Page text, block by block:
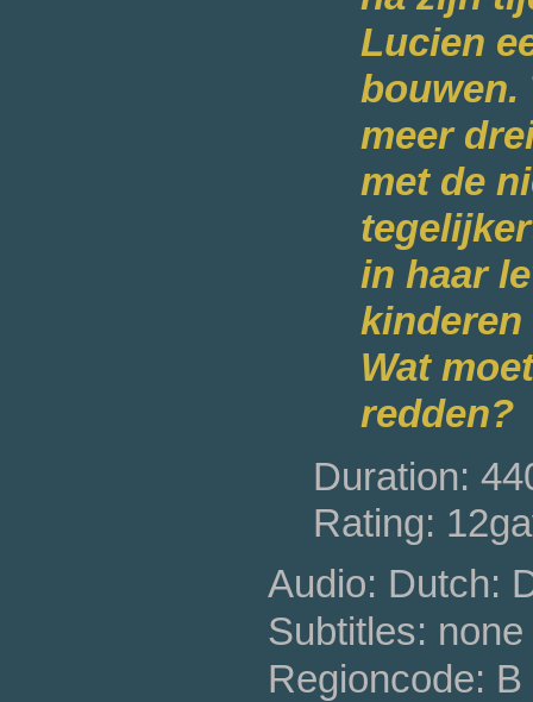
Lucien
bouwen.
meer
met de
in haar
kinderen
Wat
redden?
Duration:
Rating:
Audio: Dutch:
Subtitles: none
Regioncode: